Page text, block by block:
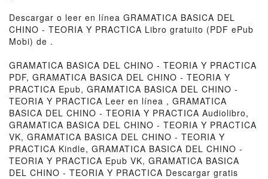
Descargar o leer en línea GRAMATICA BASICA DEL
CHINO - TEORIA Y PRACTICA Libro gratuito (PDF ePub
Mobi) de .
GRAMATICA BASICA DEL CHINO - TEORIA Y PRACTICA
PDF, GRAMATICA BASICA DEL CHINO - TEORIA Y
PRACTICA Epub, GRAMATICA BASICA DEL CHINO -
TEORIA Y PRACTICA Leer en línea , GRAMATICA
BASICA DEL CHINO - TEORIA Y PRACTICA Audiolibro,
GRAMATICA BASICA DEL CHINO - TEORIA Y PRACTICA
VK, GRAMATICA BASICA DEL CHINO - TEORIA Y
PRACTICA Kindle, GRAMATICA BASICA DEL CHINO -
TEORIA Y PRACTICA Epub VK, GRAMATICA BASICA
DEL CHINO - TEORIA Y PRACTICA Descargar gratis